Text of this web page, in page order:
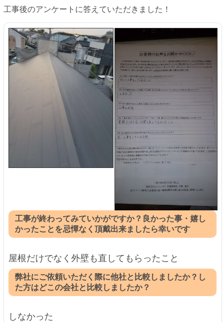
工事後のアンケートに答えていただきました！
工事が終わってみていかがですか？良かった事・嬉し
かったことを忌憚なく頂戴出来ましたら幸いです
屋根だけでなく外壁も直してもらったこと
弊社にご依頼いただく際に他社と比較しましたか？し
た方はどこの会社と比較しましたか？
しなかった